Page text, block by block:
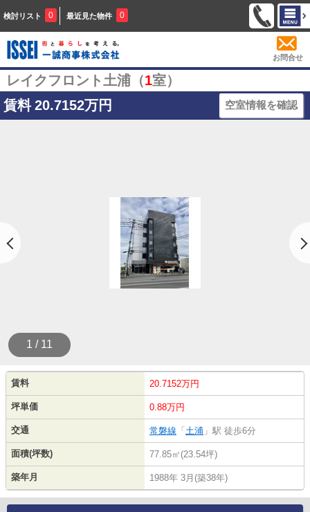
検討リスト 0 最近見た物件 0
お問合せ
レイクフロント土浦（1室）
賃料 20.7152万円 空室情報を確認
1 / 11
賃料 20.7152万円
坪単価 0.88万円
交通 常磐線 「 土浦 」駅 徒歩6分
面積(坪数) 77.85㎡(23.54坪)
築年月 1988年 3月(築38年)